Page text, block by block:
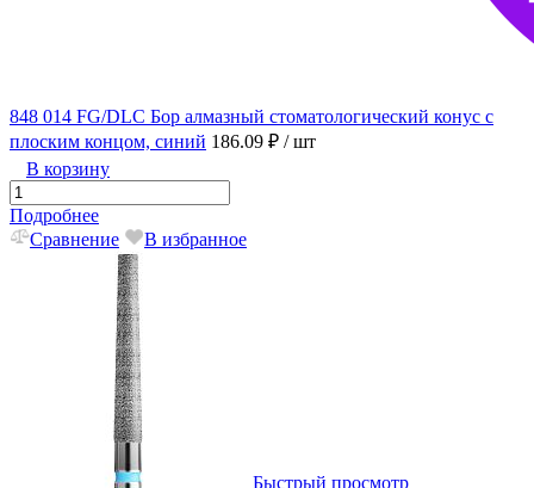
848 014 FG/DLC Бор алмазный стоматологический конус с
плоским концом, синий 186.09 ₽ / шт
В корзину
Подробнее
Сравнение
В избранное
Быстрый просмотр